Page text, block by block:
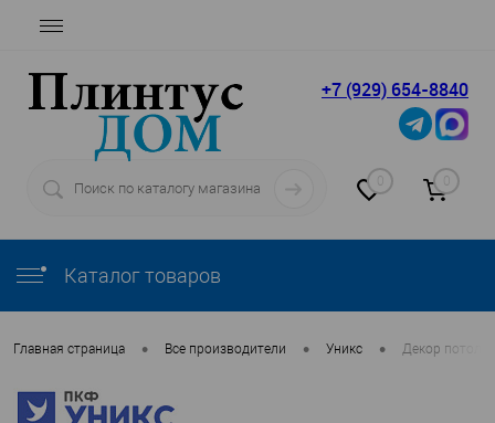
+7 (929) 654-8840
0 0
Каталог товаров
Главная страница • Все производители • Уникс • Декор